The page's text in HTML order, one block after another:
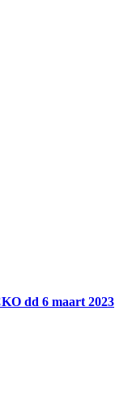
dd 6 maart 2023